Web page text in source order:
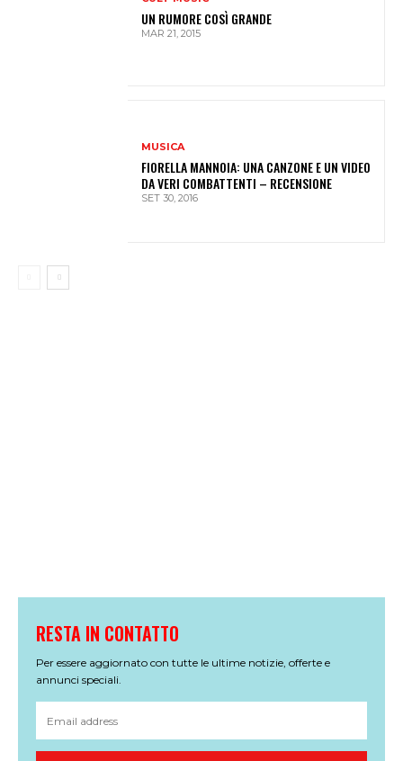
UN RUMORE COSÌ GRANDE
MAR 21, 2015
MUSICA
FIORELLA MANNOIA: UNA CANZONE E UN VIDEO
DA VERI COMBATTENTI – RECENSIONE
SET 30, 2016
RESTA IN CONTATTO
Per essere aggiornato con tutte le ultime notizie, offerte e
annunci speciali.